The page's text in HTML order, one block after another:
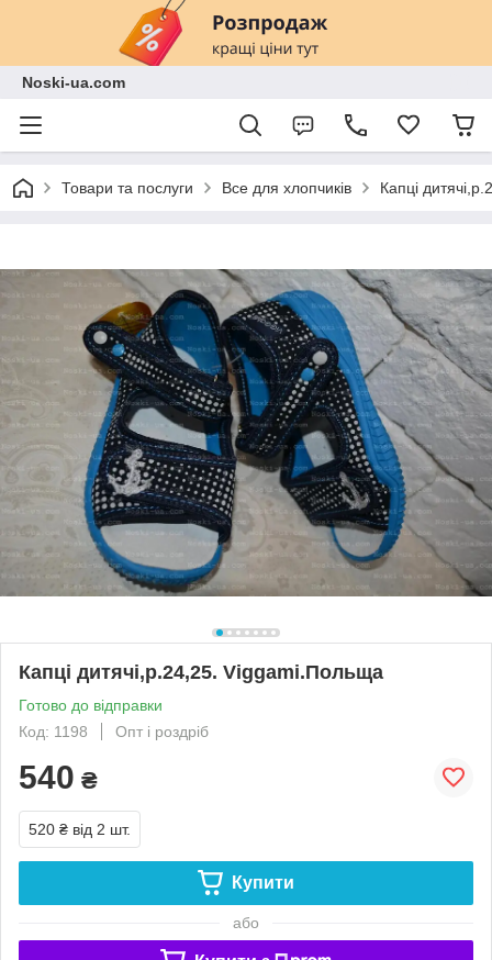
Noski-ua.com
Товари та послуги Все для хлопчиків Капці
Капці дитячі,р.24,25. Viggami.Польща
Готово до відправки
Код: 1198
Опт і роздріб
540 ₴
520 ₴ від 2 шт.
Купити
або